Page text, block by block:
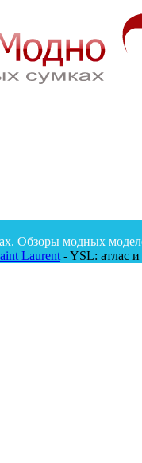
Обзоры модных
Laurent -YSL: атлас и